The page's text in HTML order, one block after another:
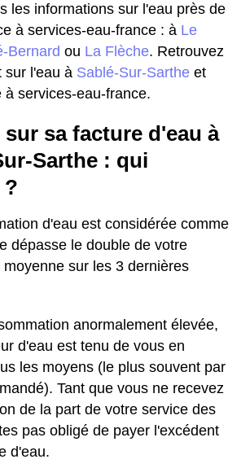
les informations sur l'eau près de
à services-eau-france : à Le
Bernard ou La Flèche. Retrouvez
sur l'eau à Sablé-Sur-Sarthe et
à services-eau-france.
sur sa facture d'eau à
Sarthe : qui
?
d'eau est considérée comme
dépasse le double de votre
sur les 3 dernières
anormalement élevée,
d'eau est tenu de vous en
les moyens (le plus souvent par
Tant que vous ne recevez
de la part de votre service des
pas obligé de payer l'excédent
d'eau.